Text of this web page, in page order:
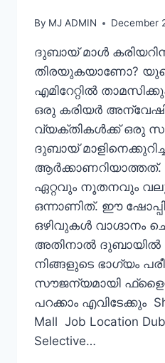
By MJ ADMIN December
ദുബായ് മാൾ
തിരയുകയാണോ?
എമിറേറ്റിൽ
ഒരു കരിയർ
വ്യക്തികൾക്ക് ഒരു
ദുബായ്
ഏറ്റവും നൂതനവും
ഒന്നാണിത്. ഈ
ഒഴിവുകൾ വാഗ്ദാനം
അതിനാൽ ദുബായിൽ
നിങ്ങളുടെ ഭാഗ്യം
സൗജന്യമായി ഫ്‌ളൈറ്റ്
പറക്കാം എവിടേക്കും
Mall Job Location
Selective…